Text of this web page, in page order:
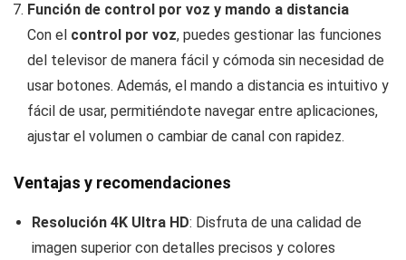
Función de control por voz y mando a distancia
Con el control por voz, puedes gestionar las funciones
del televisor de manera fácil y cómoda sin necesidad de
usar botones. Además, el mando a distancia es intuitivo y
fácil de usar, permitiéndote navegar entre aplicaciones,
ajustar el volumen o cambiar de canal con rapidez.
Ventajas y recomendaciones
Resolución 4K Ultra HD: Disfruta de una calidad de
imagen superior con detalles precisos y colores